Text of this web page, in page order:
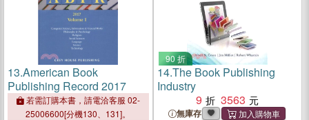
13.American Book
Publishing Record 2017
若需訂購本書，請電洽客服 02-
25006600[分機130、131]。
90 折
14.The Book Publishing
Industry
9
3563
無庫存